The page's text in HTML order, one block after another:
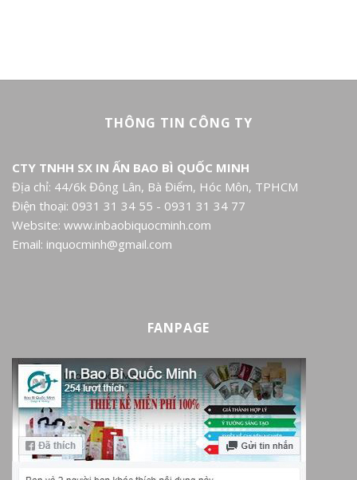
THÔNG TIN CÔNG TY
CTY TNHH SX IN ẤN BAO BÌ QUỐC MINH
Địa chỉ: 44/6k Đông Lân, Bà Điểm, Hóc Môn, TPHCM
Điện thoại: 0931 31 34 55 - 0931 31 34 77
Website: www.inbaobiquocminh.com
Email: inquocminh@gmail.com
FANPAGE